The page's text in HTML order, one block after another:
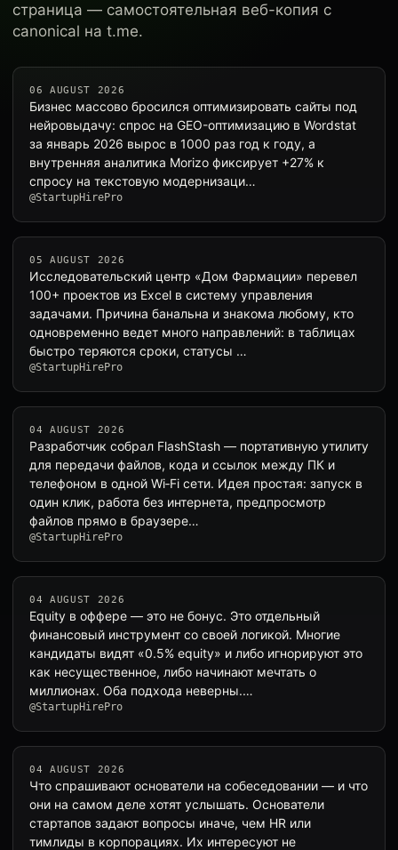
страница — самостоятельная веб-копия с
canonical на t.me.
06 AUGUST 2026
Бизнес массово бросился оптимизировать сайты под
нейровыдачу: спрос на GEO-оптимизацию в Wordstat
за январь 2026 вырос в 1000 раз год к году, а
внутренняя аналитика Morizo фиксирует +27% к
спросу на текстовую модернизаци…
@StartupHirePro
05 AUGUST 2026
Исследовательский центр «Дом Фармации» перевел
100+ проектов из Excel в систему управления
задачами. Причина банальна и знакома любому, кто
одновременно ведет много направлений: в таблицах
быстро теряются сроки, статусы …
@StartupHirePro
04 AUGUST 2026
Разработчик собрал FlashStash — портативную утилиту
для передачи файлов, кода и ссылок между ПК и
телефоном в одной Wi‑Fi сети. Идея простая: запуск в
один клик, работа без интернета, предпросмотр
файлов прямо в браузере…
@StartupHirePro
04 AUGUST 2026
Equity в оффере — это не бонус. Это отдельный
финансовый инструмент со своей логикой. Многие
кандидаты видят «0.5% equity» и либо игнорируют это
как несущественное, либо начинают мечтать о
миллионах. Оба подхода неверны.…
@StartupHirePro
04 AUGUST 2026
Что спрашивают основатели на собеседовании — и что
они на самом деле хотят услышать. Основатели
стартапов задают вопросы иначе, чем HR или
тимлиды в корпорациях. Их интересуют не